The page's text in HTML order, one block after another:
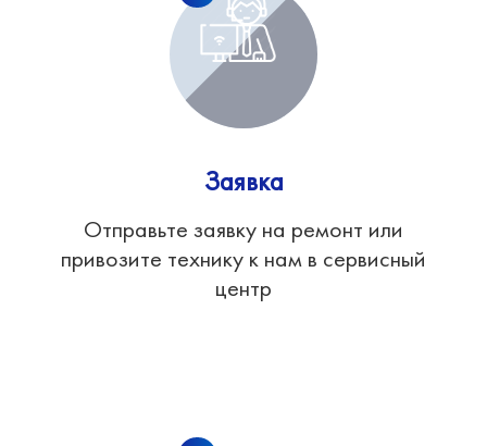
Заявка
Отправьте заявку на ремонт или
привозите технику к нам в сервисный
центр